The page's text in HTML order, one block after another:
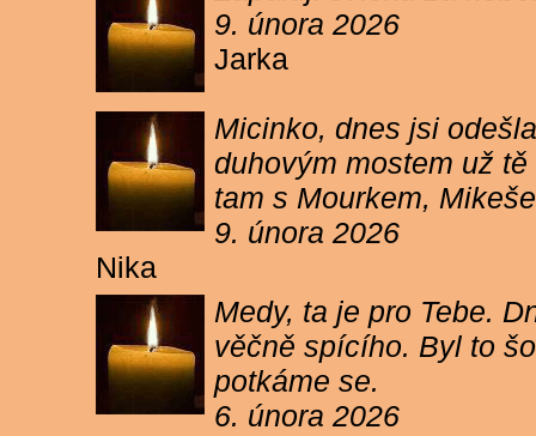
9. února 2026
Jarka
Micinko, dnes jsi
duhovým mostem už
tam s Mourkem,
9. února 2026
Nika
Medy, ta je pro Tebe.
věčně spícího. Byl to
potkáme se.
6. února 2026